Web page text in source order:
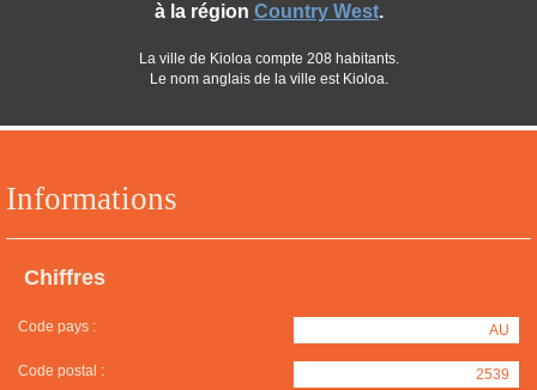
Informations
Chiffres
Code pays : AU
Code postal : 2539
à la région Country West.
La ville de Kioloa compte 208 habitants.
Le nom anglais de la ville est Kioloa.